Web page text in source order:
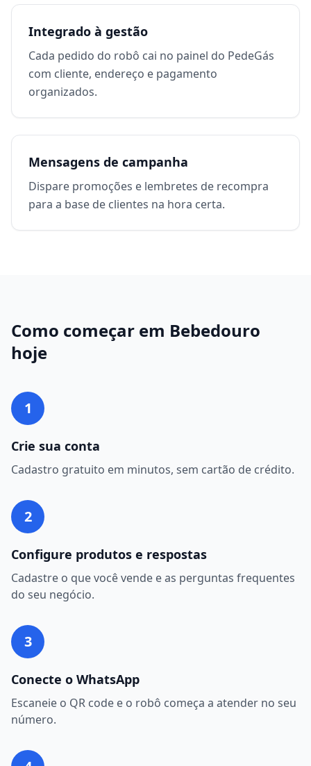
Integrado à gestão
Cada pedido do robô cai no painel do PedeGás
com cliente, endereço e pagamento
organizados.
Mensagens de campanha
Dispare promoções e lembretes de recompra
para a base de clientes na hora certa.
Como começar em Bebedouro
hoje
1
Crie sua conta
Cadastro gratuito em minutos, sem cartão de crédito.
2
Configure produtos e respostas
Cadastre o que você vende e as perguntas frequentes
do seu negócio.
3
Conecte o WhatsApp
Escaneie o QR code e o robô começa a atender no seu
número.